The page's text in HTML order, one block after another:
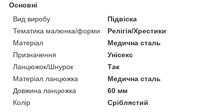
Основні
Вид виробу
Підвіска
Тематика малюнка/форми
Релігія/Хрестики
Матеріал
Медична сталь
Призначення
Унісекс
Ланцюжок/Шнурок
Так
Матеріал ланцюжка
Медична сталь
Довжина ланцюжка
60 мм
Колір
Сріблястий